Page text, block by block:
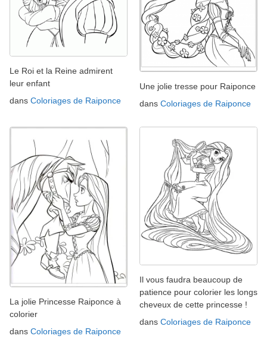
Le Roi et la Reine admirent
leur enfant
dans Coloriages de Raiponce
Une jolie tresse pour Raiponce
dans Coloriages de Raiponce
La jolie Princesse Raiponce à
colorier
dans Coloriages de Raiponce
Il vous faudra beaucoup de
patience pour colorier les longs
cheveux de cette princesse !
dans Coloriages de Raiponce